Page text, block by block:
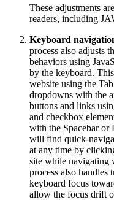
These adjustments
readers, including
Keyboard
process also adjusts
behaviors using
by the keyboard.
website using the
dropdowns with the
buttons and links
and checkbox
with the Spacebar or
will find quick-
at any time by
site while navigating
process also handles
keyboard focus
allow the focus drift